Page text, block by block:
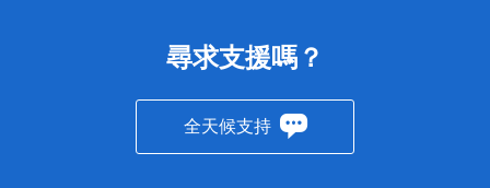
尋求支援嗎？
全天候支持